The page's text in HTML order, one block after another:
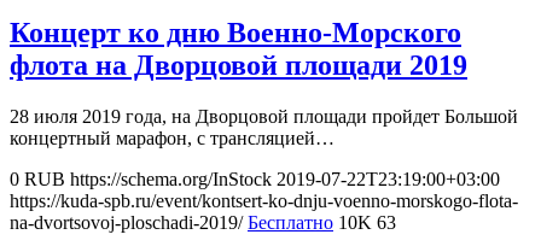
Концерт ко дню Военно-Морского
флота на Дворцовой площади 2019
28 июля 2019 года, на Дворцовой площади пройдет Большой
концертный марафон, с трансляцией…
0 RUB https://schema.org/InStock 2019-07-22T23:19:00+03:00
https://kuda-spb.ru/event/kontsert-ko-dnju-voenno-morskogo-flota-
na-dvortsovoj-ploschadi-2019/ Бесплатно 10K 63